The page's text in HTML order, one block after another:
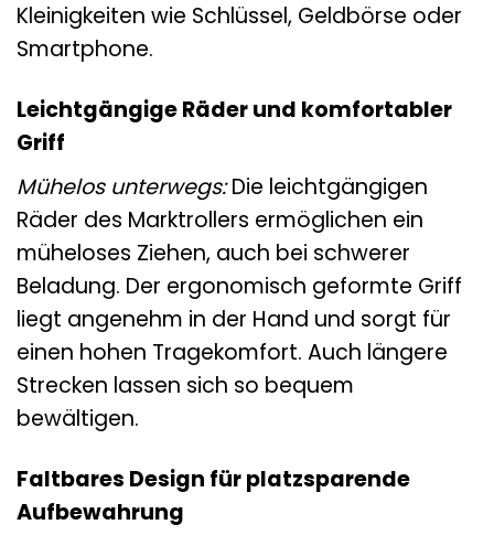
Kleinigkeiten wie Schlüssel, Geldbörse oder
Smartphone.
Leichtgängige Räder und komfortabler
Griff
Mühelos unterwegs:Die leichtgängigen
Räder des Marktrollers ermöglichen ein
müheloses Ziehen, auch bei schwerer
Beladung. Der ergonomisch geformte Griff
liegt angenehm in der Hand und sorgt für
einen hohen Tragekomfort. Auch längere
Strecken lassen sich so bequem
bewältigen.
Faltbares Design für platzsparende
Aufbewahrung